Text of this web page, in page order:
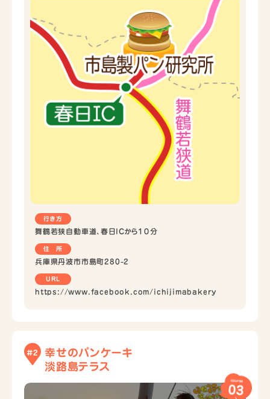
行き方
舞鶴若狭自動車道、春日ICから１０分
住 所
兵庫県丹波市市島町280-2
URL
https://www.facebook.com/ichijimabakery
#2
幸せのパンケーキ
淡路島テラス
course
03